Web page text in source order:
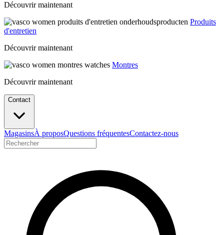
Découvrir maintenant
Produits
d'entretien
Découvrir maintenant
Montres
Découvrir maintenant
Contact
MagasinsÀ proposQuestions fréquentesContactez-nous